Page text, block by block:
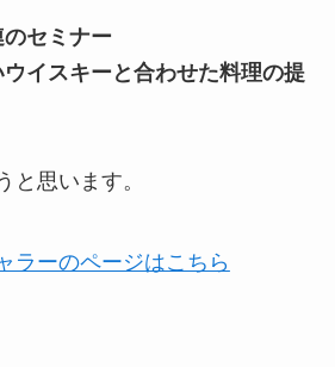
セミナー
イスキーと合わせた料理の提
と思います。
ラーのページはこちら